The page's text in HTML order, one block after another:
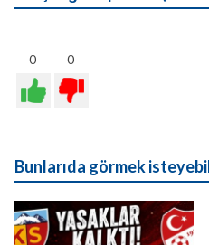
0 0
Bunlarıda görmek